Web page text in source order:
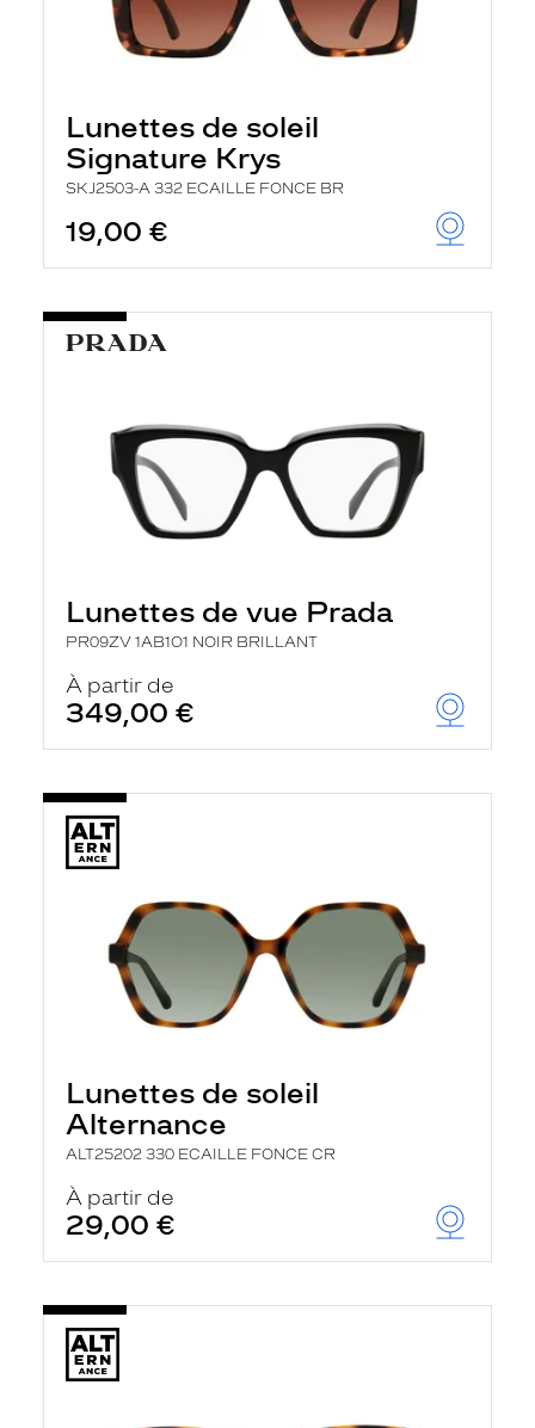
Lunettes de soleil
Signature Krys
SKJ2503-A 332 ECAILLE FONCE BR
19,00 €
Lunettes de vue Prada
PR09ZV 1AB1O1 NOIR BRILLANT
À partir de
349,00 €
Lunettes de soleil
Alternance
ALT25202 330 ECAILLE FONCE CR
À partir de
29,00 €